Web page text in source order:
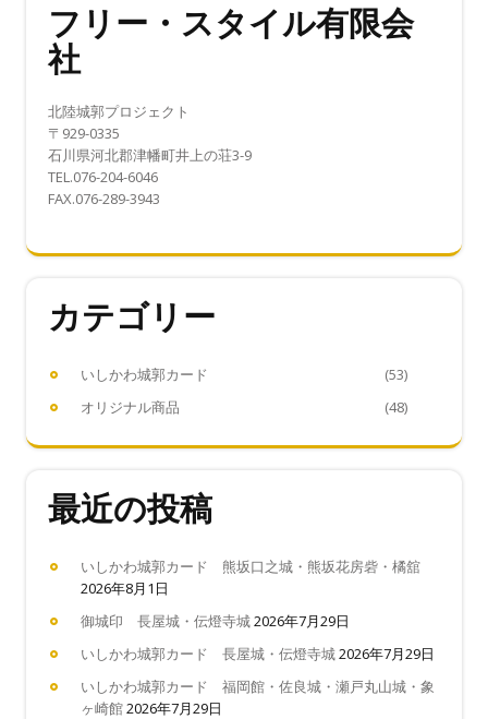
フリー・スタイル有限会
社
北陸城郭プロジェクト
〒929-0335
石川県河北郡津幡町井上の荘3-9
TEL.076-204-6046
FAX.076-289-3943
カテゴリー
いしかわ城郭カード
(53)
オリジナル商品
(48)
最近の投稿
いしかわ城郭カード 熊坂口之城・熊坂花房砦・橘舘
2026年8月1日
御城印 長屋城・伝燈寺城2026年7月29日
いしかわ城郭カード 長屋城・伝燈寺城2026年7月29日
いしかわ城郭カード 福岡館・佐良城・瀬戸丸山城・象
ヶ崎館2026年7月29日